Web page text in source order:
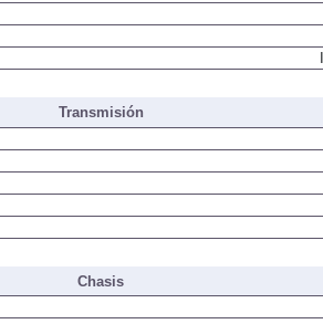
Transmisión
Chasis